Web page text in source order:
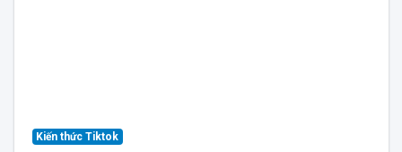
Kiến thức Tiktok